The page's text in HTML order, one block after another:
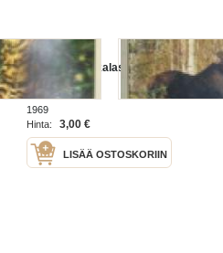
Metsästys ja kalastus 1969 nr 10
1969
Hinta:
3,00 €
LISÄÄ OSTOSKORIIN